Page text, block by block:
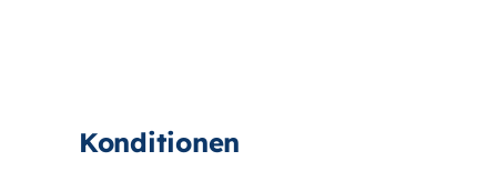
Konditionen